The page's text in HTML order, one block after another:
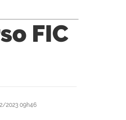
FIC
2023 09h46